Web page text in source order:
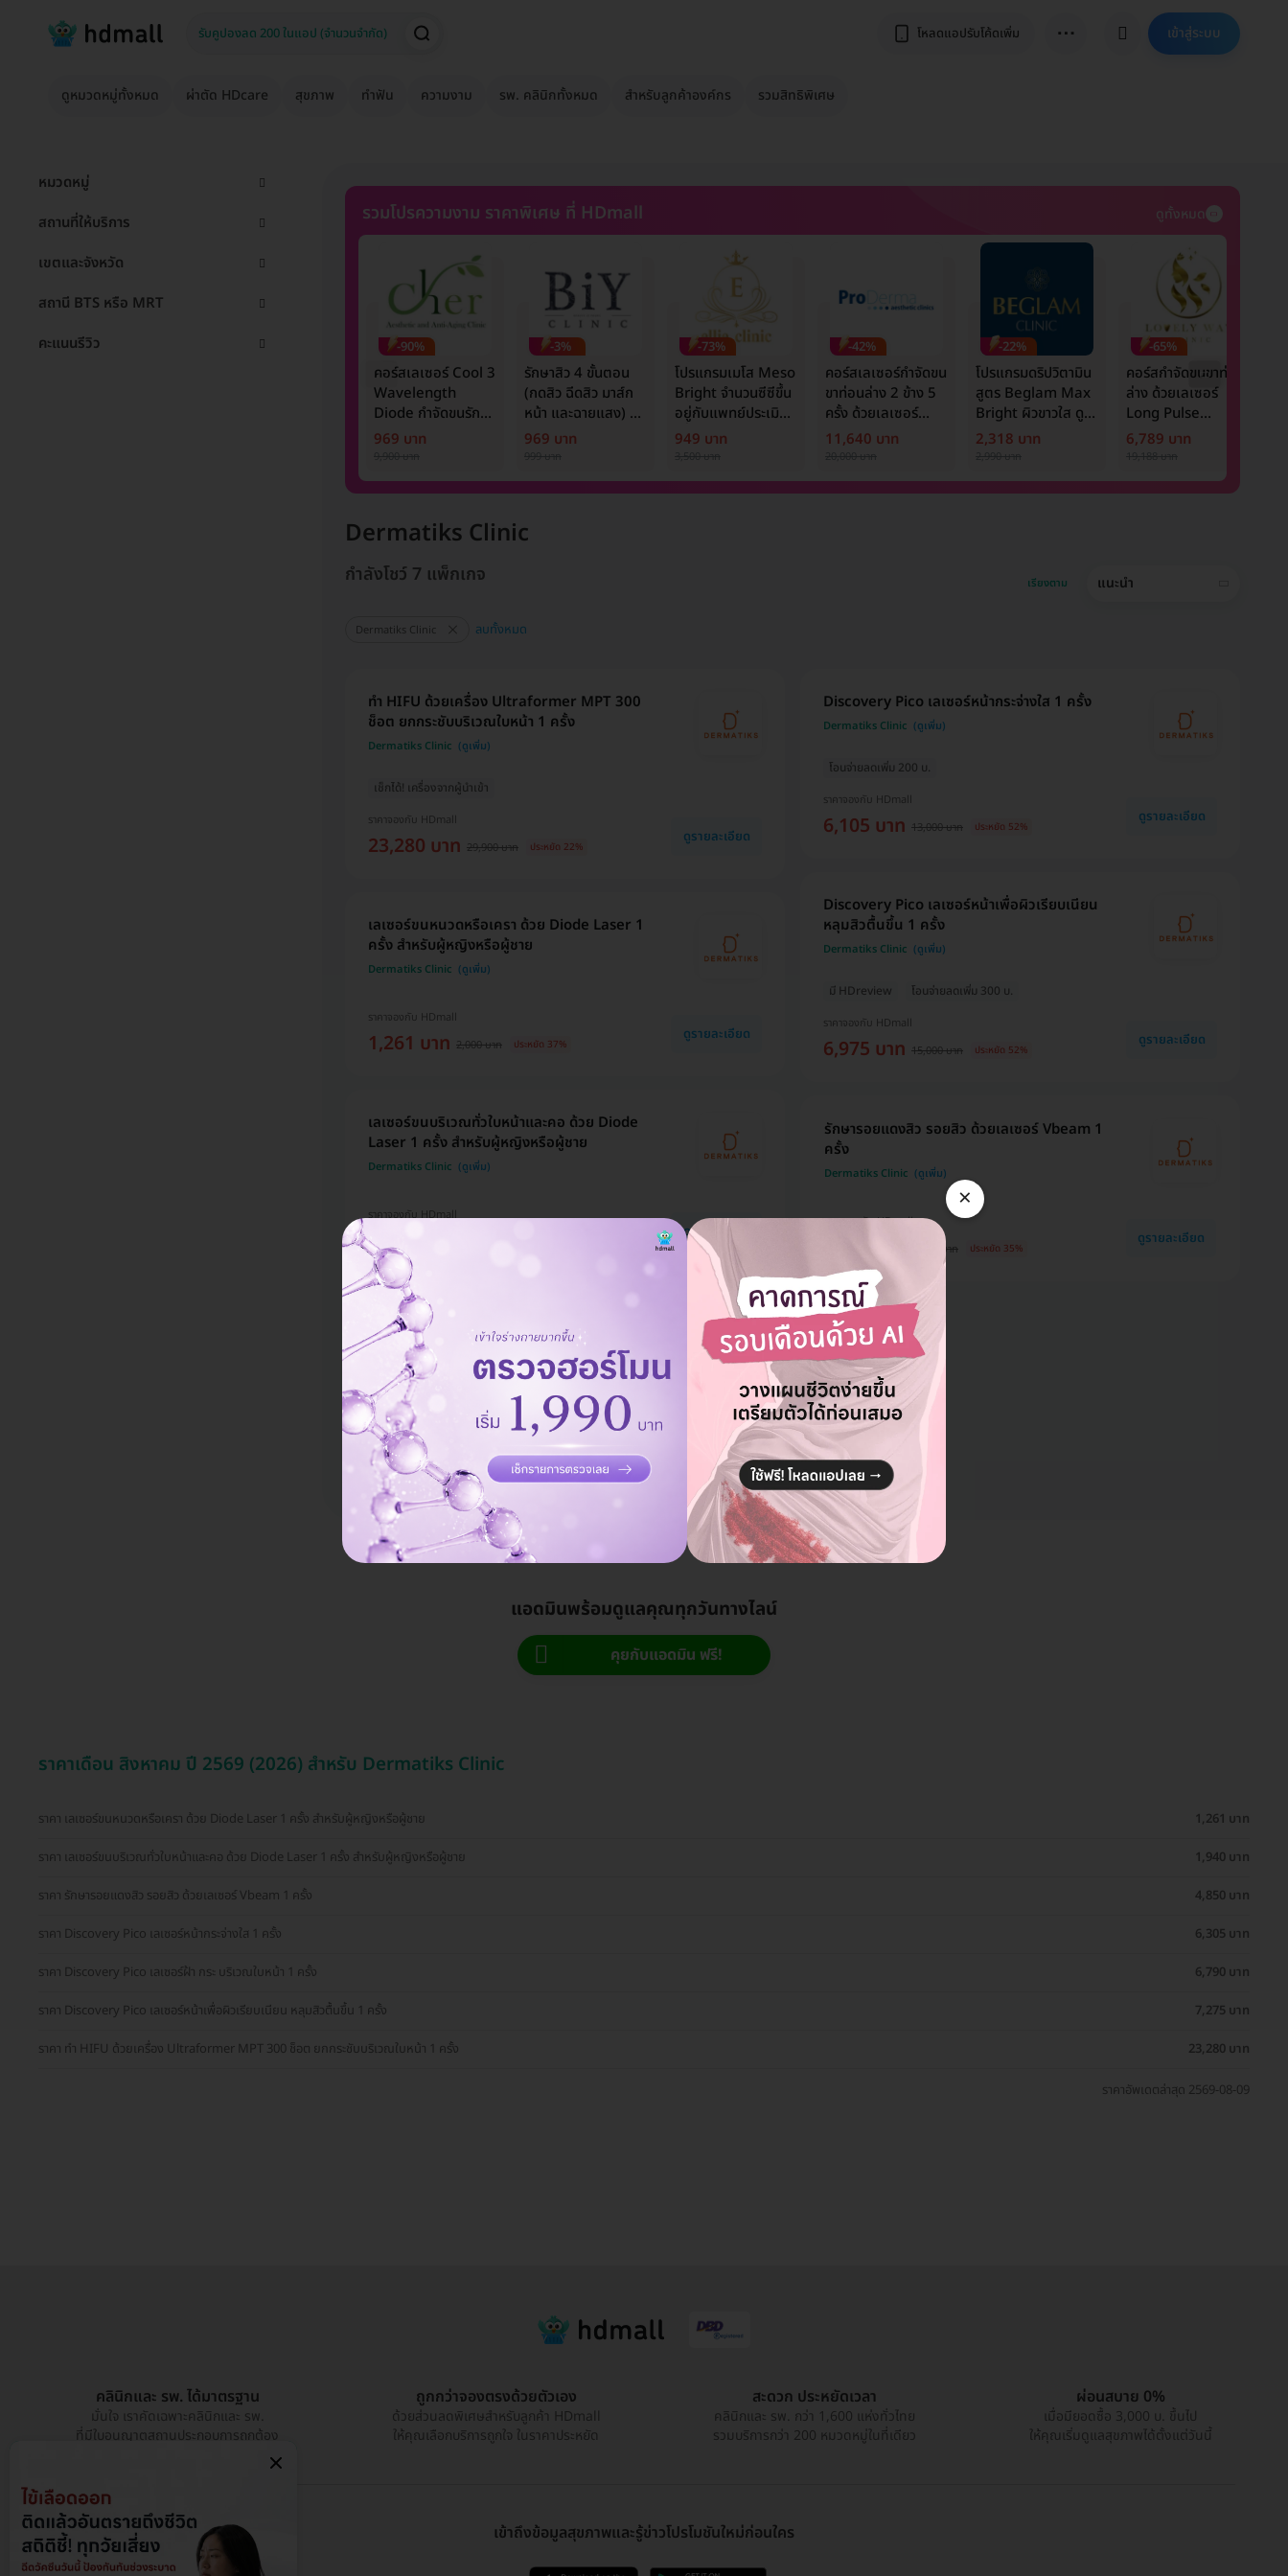
โหลดแอปรับโค้ดเพิ่ม ⋯ เข้าสู่ระบบ
ดูหมวดหมู่ทั้งหมด ผ่าตัด HDcare สุขภาพ ทำฟัน ความงาม รพ. คลินิกทั้งหมด สำหรับลูกค้าองค์กร รวมสิทธิพิเศษ
หมวดหมู่
สถานที่ให้บริการ
เขตและจังหวัด
สถานี BTS หรือ MRT
คะแนนรีวิว
รวมโปรความงาม ราคาพิเศษ ที่ HDmall ดูทั้งหมด
-90%
คอร์สเลเซอร์ Cool 3
Wavelength
Diode กำจัดขนรักแร้
1 ปี 12 ครั้ง (1 สิทธิ์/
969 บาท
-3%
รักษาสิว 4 ขั้นตอน
(กดสิว ฉีดสิว มาส์ก
หน้า และฉายแสง) 1
ครั้ง
969 บาท
-73%
โปรแกรมเมโส Meso
Bright จำนวนซีซีขึ้น
อยู่กับแพทย์ประเมิน
เพื่อปรับผิวกระจ่างใส
949 บาท
-42%
คอร์สเลเซอร์กำจัดขน
ขาท่อนล่าง 2 ข้าง 5
ครั้ง ด้วยเลเซอร์
Mediostar Next
11,640 บาท
-22%
โปรแกรมดริปวิตามิน
สูตร Beglam Max
Bright ผิวขาวใส ดูมี
ออร่า
2,318 บาท
-65%
คอร์สกำจัดขนขาท่อน
ล่าง ด้วยเลเซอร์
Long Pulse
Nd:YAG 12 ครั้ง
6,789 บาท
Dermatiks Clinic
เรียงตาม แนะนำ
กำลังโชว์ 7 แพ็กเกจ
Dermatiks Clinic ลบทั้งหมด
เช็กได้! เครื่องจากผู้นำเข้า
ทำ HIFU ด้วยเครื่อง Ultraformer MPT 300
ช็อต ยกกระชับบริเวณใบหน้า 1 ครั้ง
Dermatiks Clinic
ราคาจองกับ HDmall
23,280 บาท 29,900 บาท ประหยัด 22%
ดูรายละเอียด
เลเซอร์ขนหนวดหรือเครา ด้วย Diode Laser 1
ครั้ง สำหรับผู้หญิงหรือผู้ชาย
Dermatiks Clinic
ราคาจองกับ HDmall
1,261 บาท 2,000 บาท ประหยัด 37%
ดูรายละเอียด
เลเซอร์ขนบริเวณทั่วใบหน้าและคอ ด้วย Diode
Laser 1 ครั้ง สำหรับผู้หญิงหรือผู้ชาย
Dermatiks Clinic
ราคาจองกับ HDmall
1,940 บาท ดูรายละเอียด
โอนจ่ายลดเพิ่ม 250 บ.
Discovery Pico เลเซอร์ฝ้า กระ บริเวณใบหน้า 1
ครั้ง
Dermatiks Clinic
ราคาจองกับ HDmall
6,540 บาท 13,000 บาท ประหยัด 48%
ดูรายละเอียด
โอนจ่ายลดเพิ่ม 200 บ.
Discovery Pico เลเซอร์หน้ากระจ่างใส 1 ครั้ง
Dermatiks Clinic
ราคาจองกับ HDmall
6,105 บาท 13,000 บาท ประหยัด 52%
ดูรายละเอียด
มี HDreview โอนจ่ายลดเพิ่ม 300 บ.
Discovery Pico เลเซอร์หน้าเพื่อผิวเรียบเนียน
หลุมสิวตื้นขึ้น 1 ครั้ง
Dermatiks Clinic
ราคาจองกับ HDmall
6,975 บาท 15,000 บาท ประหยัด 52%
ดูรายละเอียด
รักษารอยแดงสิว รอยสิว ด้วยเลเซอร์ Vbeam 1
ครั้ง
Dermatiks Clinic
ราคาจองกับ HDmall
7,500 บาท ประหยัด 35%
ดูรายละเอียด
แอดมินพร้อมดูแลคุณทุกวันทางไลน์
คุยกับแอดมิน ฟรี!
ราคาเดือน สิงหาคม ปี 2569 (2026) สำหรับ Dermatiks Clinic
ราคา เลเซอร์ขนหนวดหรือเครา ด้วย Diode Laser 1 ครั้ง สำหรับผู้หญิงหรือผู้ชาย
1,261 บาท
ราคา เลเซอร์ขนบริเวณทั่วใบหน้าและคอ ด้วย Diode Laser 1 ครั้ง สำหรับผู้หญิงหรือผู้ชาย
1,940 บาท
ราคา รักษารอยแดงสิว รอยสิว ด้วยเลเซอร์ Vbeam 1 ครั้ง
4,850 บาท
ราคา Discovery Pico เลเซอร์หน้ากระจ่างใส 1 ครั้ง
6,305 บาท
ราคา Discovery Pico เลเซอร์ฝ้า กระ บริเวณใบหน้า 1 ครั้ง
6,790 บาท
ราคา Discovery Pico เลเซอร์หน้าเพื่อผิวเรียบเนียน หลุมสิวตื้นขึ้น 1 ครั้ง
7,275 บาท
ราคา ทำ HIFU ด้วยเครื่อง Ultraformer MPT 300 ช็อต ยกกระชับบริเวณใบหน้า 1 ครั้ง
23,280 บาท
ราคาอัพเดตล่าสุด 2569-08-09
คลินิกและ รพ. ได้มาตรฐาน
มั่นใจ เราคัดเฉพาะคลินิกและ รพ.
ที่มีใบอนุญาตสถานประกอบการถูกต้อง
ถูกกว่าจองตรงด้วยตัวเอง
ด้วยส่วนลดพิเศษสำหรับลูกค้า HDmall
ให้คุณเลือกบริการถูกใจ ในราคาประหยัด
สะดวก ประหยัดเวลา
คลินิกและ รพ. กว่า 1,600 แห่งทั่วไทย
รวมบริการกว่า 200 หมวดหมู่ในที่เดียว
ผ่อนสบาย 0%
เมื่อมียอดซื้อ 3,000 บ. ขึ้นไป
ให้คุณเริ่มดูแลสุขภาพได้ตั้งแต่วันนี้
เข้าถึงข้อมูลสุขภาพและรู้ข่าวโปรโมชันใหม่ก่อนใคร
×